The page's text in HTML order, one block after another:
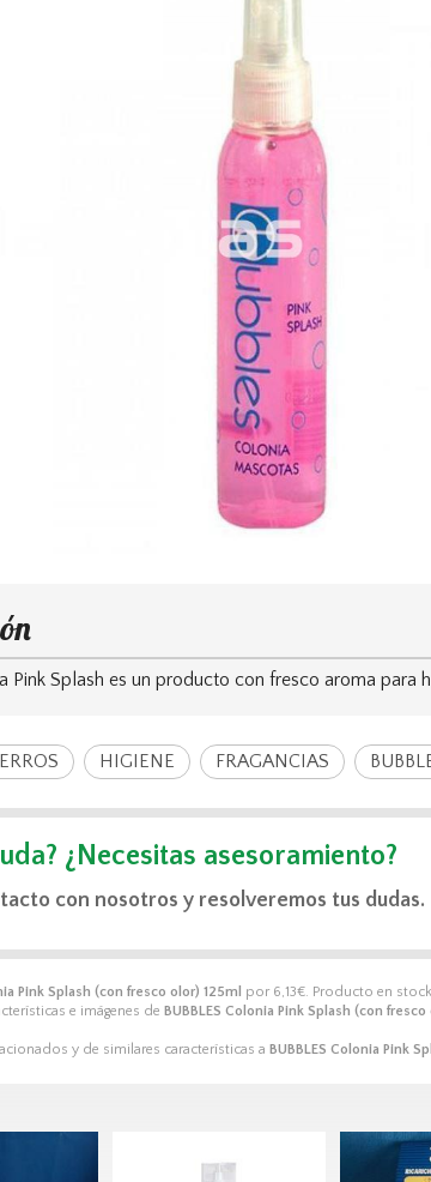
Pink Splash (con fresco olor) 125ml por 6,13€. Producto en
e imágenes de BUBBLES Colonia Pink Splash (con fresco
y de similares características a BUBBLES Colonia Pink
Pink Splash es un producto con fresco aroma para
HIGIENE FRAGANCIAS
¿Necesitas asesoramiento?
con nosotros y resolveremos tus dudas.